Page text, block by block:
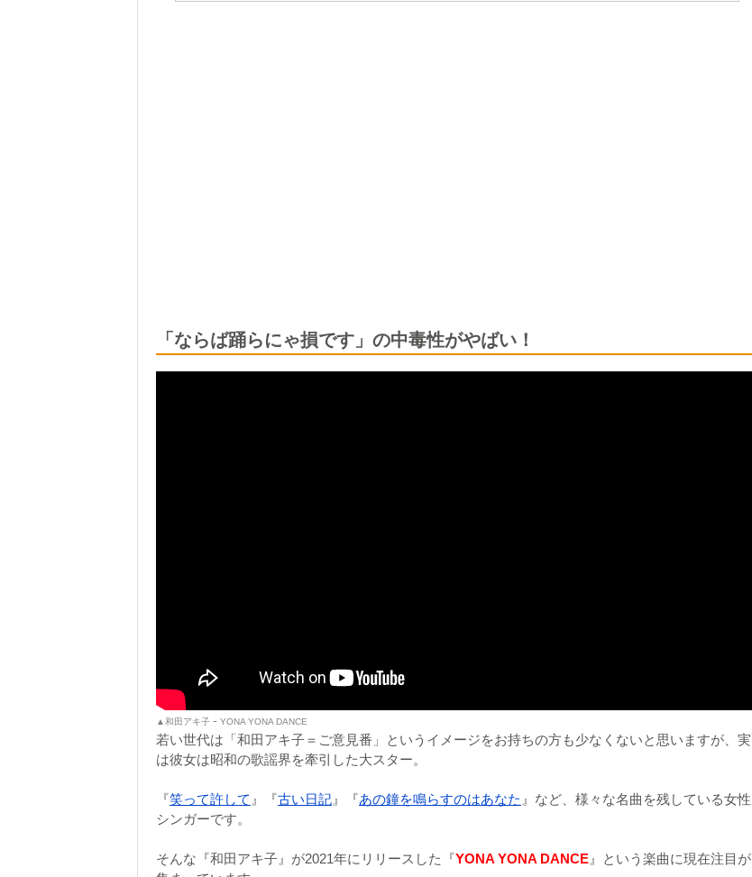
「ならば踊らにゃ損です」の中毒性がやばい！
▲和田アキ子 ｰ YONA YONA DANCE
若い世代は「和田アキ子＝ご意見番」というイメージをお持ちの方も少なくないと思いますが、実
は彼女は昭和の歌謡界を牽引した大スター。
『笑って許して 』『古い日記 』『あの鐘を鳴らすのはあなた 』など、様々な名曲を残している女性
シンガーです。
そんな『和田アキ子』が2021年にリリースした『YONA YONA DANCE 』という楽曲に現在注目が